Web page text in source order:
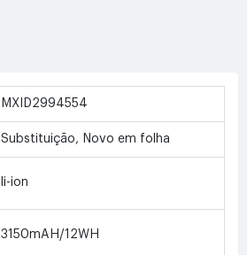
MXID2994554
Substituição, Novo em folha
li-ion
3150mAH/12WH